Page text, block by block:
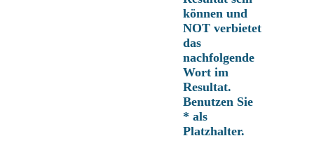
können und
NOT verbietet
das
nachfolgende
Wort im
Resultat.
Benutzen Sie
* als
Platzhalter.